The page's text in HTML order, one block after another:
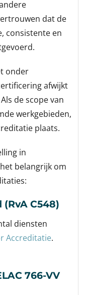
dat de
consistente en
onder
afwijkt
de scope van
werkgebieden,
plaats.
in
belangrijk om
C548)
diensten
Accreditatie.
766-VV